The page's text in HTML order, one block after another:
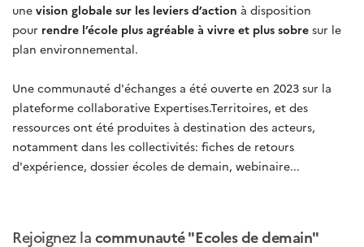
une vision globale sur les leviers d’action à disposition
pour rendre l’école plus agréable à vivre et plus sobre sur le
plan environnemental.
Une communauté d'échanges a été ouverte en 2023 sur la
plateforme collaborative Expertises.Territoires, et des
ressources ont été produites à destination des acteurs,
notamment dans les collectivités: fiches de retours
d'expérience, dossier écoles de demain, webinaire...
Rejoignez la communauté "Ecoles de demain"